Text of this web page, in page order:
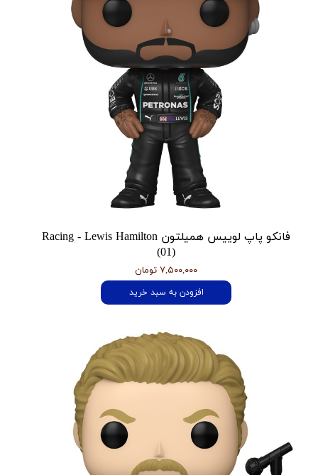
فانکو پاپ لوییس همیلتون Racing - Lewis Hamilton
(01)
۷,۵۰۰,۰۰۰ تومان
افزودن به سبد خرید